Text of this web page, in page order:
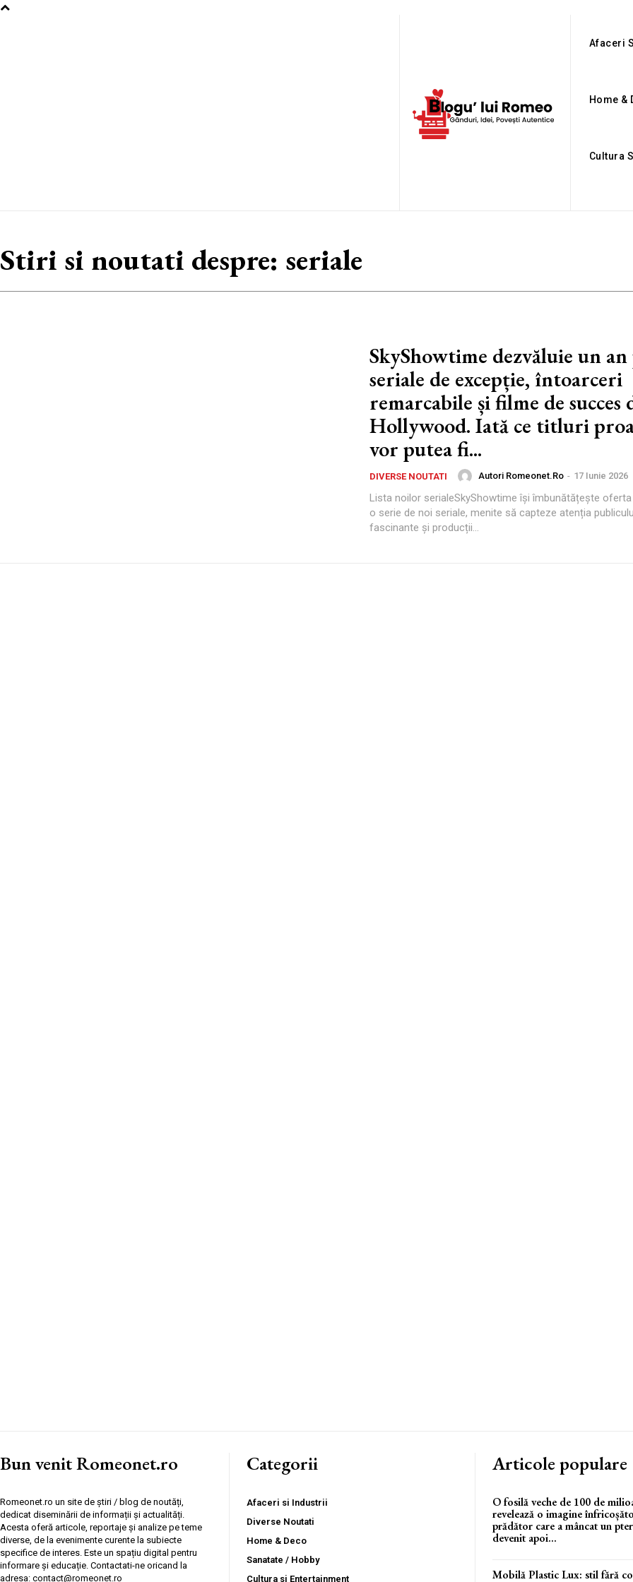
Afaceri
Home &
Cultura
Stiri si noutati despre: seriale
SkyShowtime dezvăluie un
seriale de excepție, întoarceri
remarcabile și filme de succes
Hollywood. Iată ce titluri
vor putea fi...
DIVERSE NOUTATI Autori Romeonet.ro - 17 Iunie 2026
Lista noilor serialeSkyShowtime își îmbunătățește
o serie de noi seriale, menite să capteze atenția
fascinante și producții...
Bun venit Romeonet.ro
Romeonet.ro un site de știri / blog de noutăți,
dedicat diseminării de informații și actualități.
Acesta oferă articole, reportaje și analize pe teme
diverse, de la evenimente curente la subiecte
specifice de interes. Este un spațiu digital pentru
informare și educație. Contactati-ne oricand la
adresa: contact@romeonet.ro
Categorii
Afaceri si Industrii
Diverse Noutati
Home & Deco
Sanatate / Hobby
Cultura si Entertainment
Articole populare
O fosilă veche de 100 de
revelează o imagine
prădător care a mâncat un
devenit apoi...
Mobilă Plastic Lux: stil fără